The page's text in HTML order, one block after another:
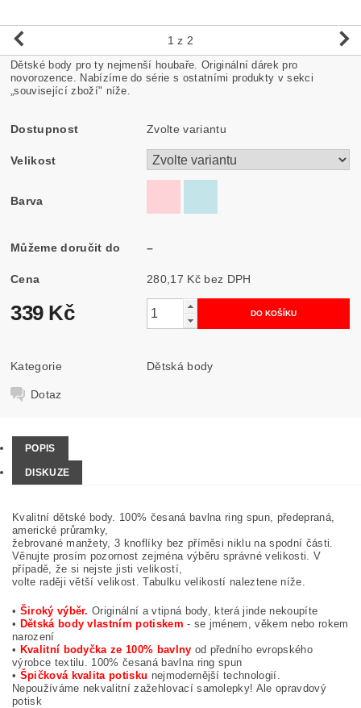
1 z 2
Dětské body pro ty nejmenší houbaře. Originální dárek pro
novorozence. Nabízíme do série s ostatními produkty v sekci
„související zboží" níže.
Dostupnost Zvolte variantu
Velikost
Barva
Můžeme doručit do –
Cena 280,17 Kč bez DPH
339 Kč
Kategorie Dětská body
Dotaz
POPIS
DISKUZE
Kvalitní dětské body. 100% česaná bavlna ring spun, předepraná,
americké průramky,
žebrované manžety, 3 knoflíky bez příměsi niklu na spodní části.
Věnujte prosím pozornost zejména výběru správné velikosti. V
případě, že si nejste jisti velikostí,
volte raději větší velikost. Tabulku velikostí naleztene níže.
• Široký výběr. Originální a vtipná body, která jinde nekoupíte
• Dětská body vlastním potiskem- se jménem, věkem nebo rokem
narození
• Kvalitní bodyčka ze 100% bavlny od předního evropského
výrobce textilu. 100% česaná bavlna ring spun
• Špičková kvalita potisku nejmodernější technologií.
Nepoužíváme nekvalitní zažehlovací samolepky! Ale opravdový
potisk